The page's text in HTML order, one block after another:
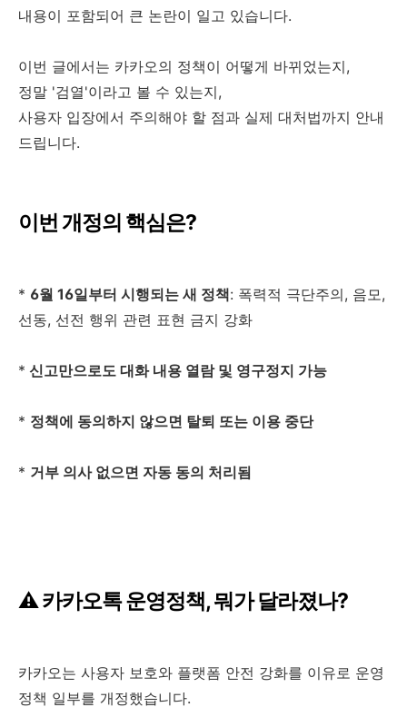
내용이 포함되어 큰 논란이 일고 있습니다.
이번 글에서는 카카오의 정책이 어떻게 바뀌었는지,
정말 '검열'이라고 볼 수 있는지,
사용자 입장에서 주의해야 할 점과 실제 대처법까지 안내
드립니다.
이번 개정의 핵심은?
* 6월 16일부터 시행되는 새 정책: 폭력적 극단주의, 음모,
선동, 선전 행위 관련 표현 금지 강화
* 신고만으로도 대화 내용 열람 및 영구정지 가능
* 정책에 동의하지 않으면 탈퇴 또는 이용 중단
* 거부 의사 없으면 자동 동의 처리됨
⚠ 카카오톡 운영정책, 뭐가 달라졌나?
카카오는 사용자 보호와 플랫폼 안전 강화를 이유로 운영
정책 일부를 개정했습니다.